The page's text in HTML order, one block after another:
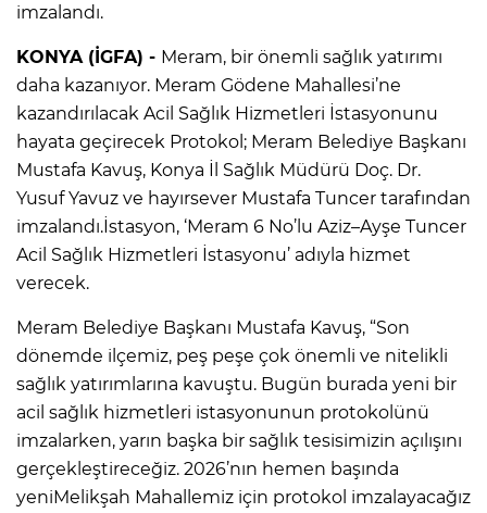
imzalandı.
KONYA (İGFA) - Meram, bir önemli sağlık yatırımı
daha kazanıyor. Meram Gödene Mahallesi’ne
kazandırılacak Acil Sağlık Hizmetleri İstasyonunu
hayata geçirecek Protokol; Meram Belediye Başkanı
Mustafa Kavuş, Konya İl Sağlık Müdürü Doç. Dr.
Yusuf Yavuz ve hayırsever Mustafa Tuncer tarafından
imzalandı.İstasyon, ‘Meram 6 No’lu Aziz–Ayşe Tuncer
Acil Sağlık Hizmetleri İstasyonu’ adıyla hizmet
verecek.
Meram Belediye Başkanı Mustafa Kavuş, “Son
dönemde ilçemiz, peş peşe çok önemli ve nitelikli
sağlık yatırımlarına kavuştu. Bugün burada yeni bir
acil sağlık hizmetleri istasyonunun protokolünü
imzalarken, yarın başka bir sağlık tesisimizin açılışını
gerçekleştireceğiz. 2026’nın hemen başında
yeniMelikşah Mahallemiz için protokol imzalayacağız